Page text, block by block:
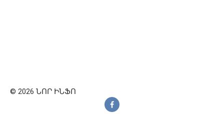
© 2026 ՆՈՐ ԻՆՖՈ